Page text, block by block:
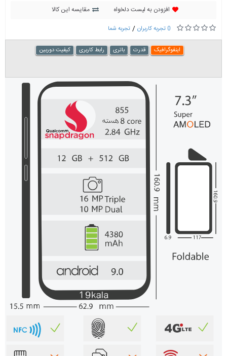
افزودن به لیست دلخواه مقایسه این کالا
0 تجربه کاربران / تجربه شما
اینفوگرافیک قدرت باتری رابط کاربری کیفیت دوربین